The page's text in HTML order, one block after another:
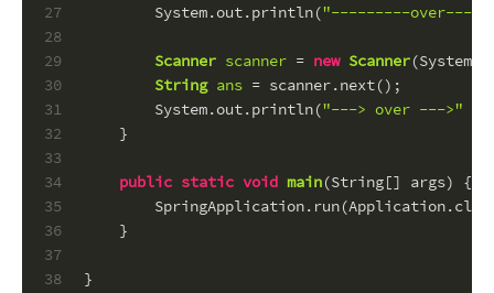
27
28
29
30
31
32
33
34
35
36
37
38
        System.out.println(
"---------
Scanner scanner = new Scanner
String ans = scanner.next();
        System.out.println(
"---> over --->"
    }
public static void main(String[] args)
{
    }
}